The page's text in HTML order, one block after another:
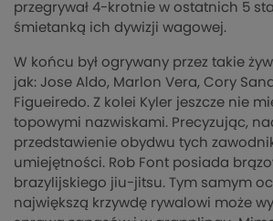
przegrywał 4-krotnie w ostatnich 5
śmietanką ich dywizji wagowej.
W końcu był ogrywany przez takie
jak: Jose Aldo, Marlon Vera, Cory
Figueiredo. Z kolei Kyler jeszcze nie
topowymi nazwiskami. Precyzując,
przedstawienie obydwu tych
umiejętności. Rob Font posiada
brazylijskiego jiu-jitsu. Tym samym
największą krzywdę rywalowi może